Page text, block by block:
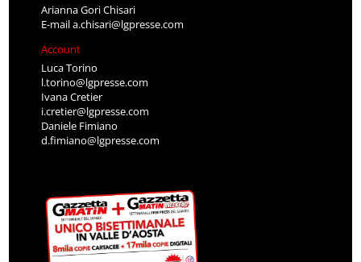
Arianna Gori Chisari
E-maila.chisari@lgpresse.com
Account
Luca Torino
l.torino@lgpresse.com
Ivana Cretier
i.cretier@lgpresse.com
Daniele Fimiano
d.fimiano@lgpresse.com